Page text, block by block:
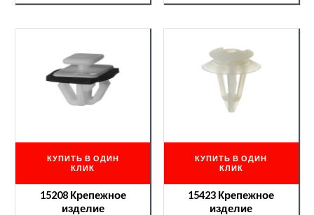
КУПИТЬ В ОДИН
КЛИК
15208 Крепежное
изделие
КУПИТЬ В ОДИН
КЛИК
15423 Крепежное
изделие